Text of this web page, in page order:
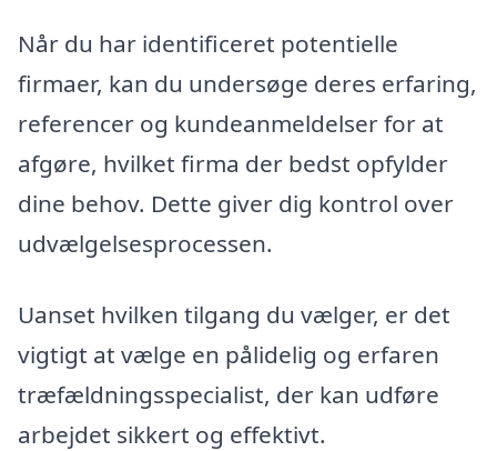
Når du har identificeret potentielle
firmaer, kan du undersøge deres erfaring,
referencer og kundeanmeldelser for at
afgøre, hvilket firma der bedst opfylder
dine behov. Dette giver dig kontrol over
udvælgelsesprocessen.
Uanset hvilken tilgang du vælger, er det
vigtigt at vælge en pålidelig og erfaren
træfældningsspecialist, der kan udføre
arbejdet sikkert og effektivt.